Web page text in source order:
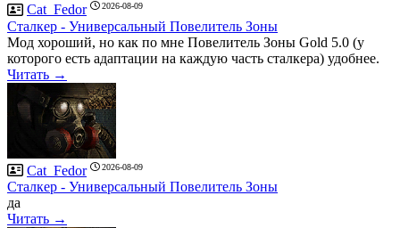
Cat_Fedor 2026-08-09
Сталкер - Универсальный Повелитель Зоны
Мод хороший, но как по мне Повелитель Зоны Gold 5.0 (у
которого есть адаптации на каждую часть сталкера) удобнее.
Читать →
Cat_Fedor 2026-08-09
Сталкер - Универсальный Повелитель Зоны
да
Читать →